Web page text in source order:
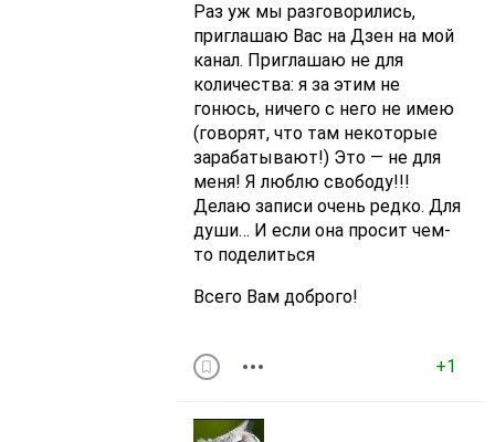
+1
Раз уж мы разговорились,
приглашаю Вас на Дзен на мой
канал. Приглашаю не для
количества: я за этим не
гонюсь, ничего с него не имею
(говорят, что там некоторые
зарабатывают!) Это — не для
меня! Я люблю свободу!!!
Делаю записи очень редко. Для
души… И если она просит чем-
то поделиться
Всего Вам доброго!